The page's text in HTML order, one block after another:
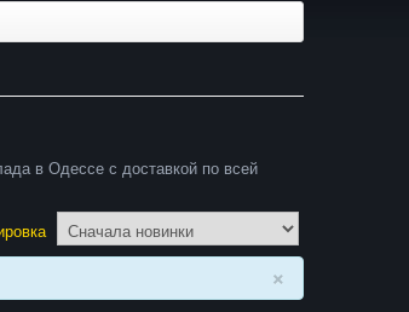
в Одессе с доставкой по всей
×